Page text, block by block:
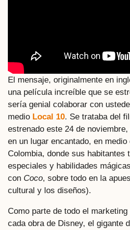
El mensaje, originalmente en
una película increíble que se
sería genial colaborar con
medio Local 10. Se trataba del
estrenado este 24 de
en un lugar encantado, en
Colombia, donde sus habitantes
especiales y habilidades
con Coco, sobre todo en la
cultural y los diseños).
Como parte de todo el
cada obra de Disney, el gigante